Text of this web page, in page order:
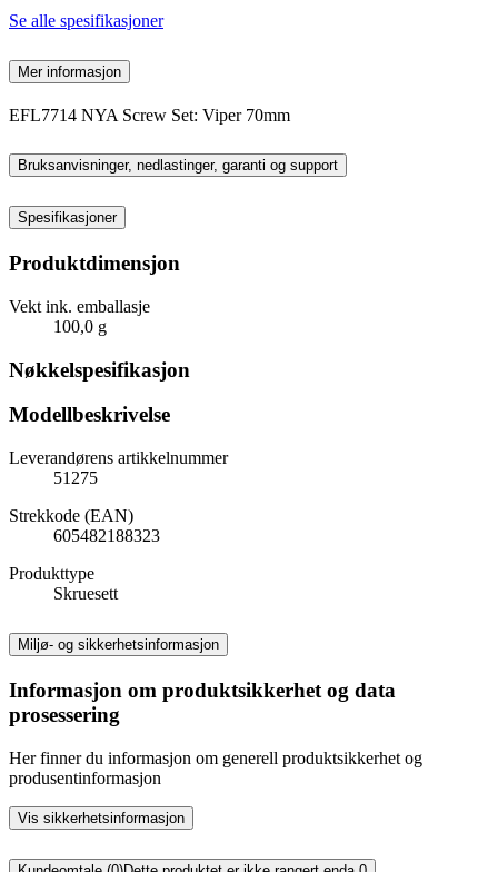
Se alle spesifikasjoner
Mer informasjon
EFL7714 NYA Screw Set: Viper 70mm
Bruksanvisninger, nedlastinger, garanti og support
Spesifikasjoner
Produktdimensjon
Vekt ink. emballasje
100,0 g
Nøkkelspesifikasjon
Modellbeskrivelse
Leverandørens artikkelnummer
51275
Strekkode (EAN)
605482188323
Produkttype
Skruesett
Miljø- og sikkerhetsinformasjon
Informasjon om produktsikkerhet og data
prosessering
Her finner du informasjon om generell produktsikkerhet og
produsentinformasjon
Vis sikkerhetsinformasjon